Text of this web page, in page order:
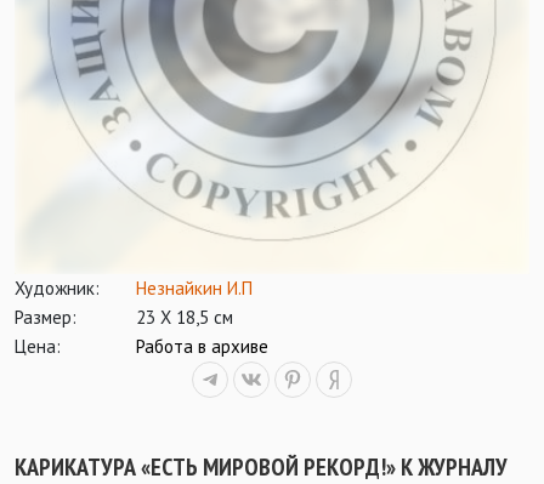
Художник:
Незнайкин И.П
Размер:
23 Х 18,5 см
Цена:
Работа в архиве
КАРИКАТУРА «ЕСТЬ МИРОВОЙ РЕКОРД!» К ЖУРНАЛУ